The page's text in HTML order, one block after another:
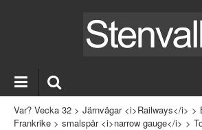
Var? Vecka 32 > Järnvägar <i>Railways</i> >
Frankrike > smalspår <i>narrow gauge</i> >